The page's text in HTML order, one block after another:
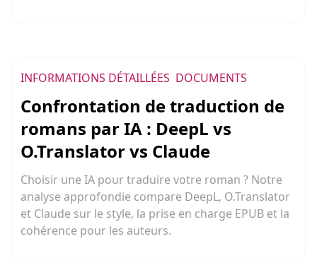
INFORMATIONS DÉTAILLÉES DOCUMENTS
Confrontation de traduction de
romans par IA : DeepL vs
O.Translator vs Claude
Choisir une IA pour traduire votre roman ? Notre
analyse approfondie compare DeepL, O.Translator
et Claude sur le style, la prise en charge EPUB et la
cohérence pour les auteurs.